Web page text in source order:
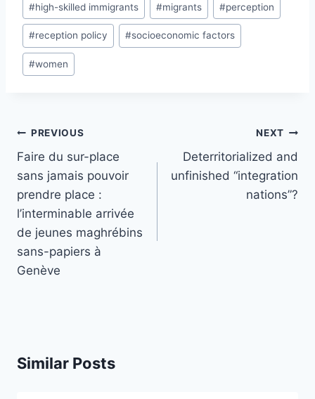
#high-skilled immigrants #migrants #perception
#reception policy #socioeconomic factors
#women
Post
navigation
PREVIOUS
Faire du sur-place
sans jamais pouvoir
prendre place :
l’interminable arrivée
de jeunes maghrébins
sans-papiers à
Genève
NEXT
Deterritorialized and
unfinished “integration
nations”?
Similar Posts